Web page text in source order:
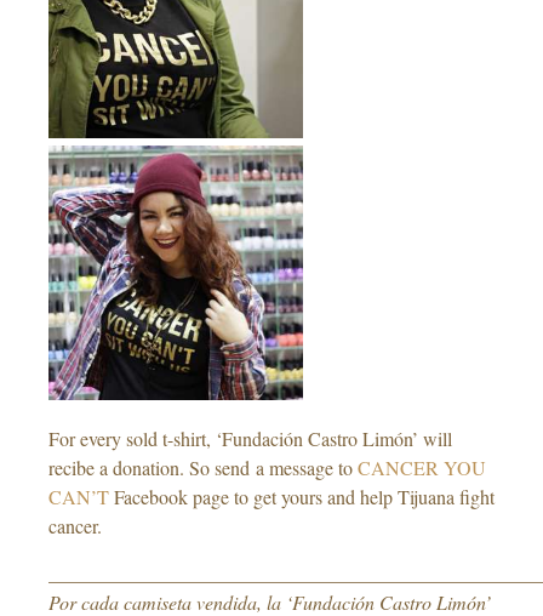
For every sold t-shirt, ‘Fundación Castro Limón’ will
recibe a donation. So send a message toCANCER YOU
CAN’TFacebook page to get yours and help Tijuana fight
cancer.
Por cada camiseta vendida, la ‘Fundación Castro Limón’